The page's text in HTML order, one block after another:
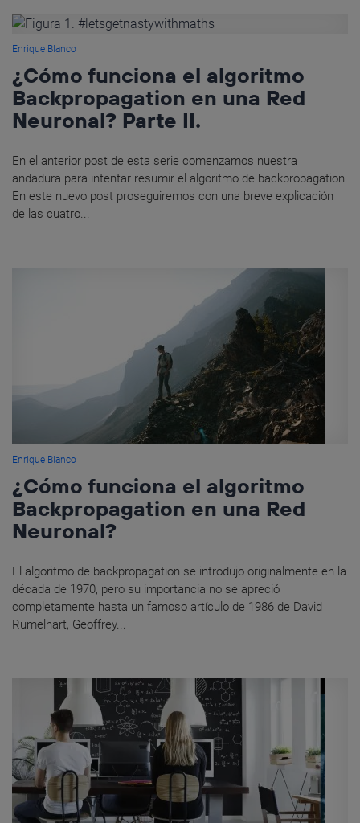
Enrique Blanco
¿Cómo funciona el algoritmo
Backpropagation en una Red
Neuronal? Parte II.
En el anterior post de esta serie comenzamos nuestra
andadura para intentar resumir el algoritmo de backpropagation.
En este nuevo post proseguiremos con una breve explicación
de las cuatro...
Enrique Blanco
¿Cómo funciona el algoritmo
Backpropagation en una Red
Neuronal?
El algoritmo de backpropagation se introdujo originalmente en la
década de 1970, pero su importancia no se apreció
completamente hasta un famoso artículo de 1986 de David
Rumelhart, Geoffrey...